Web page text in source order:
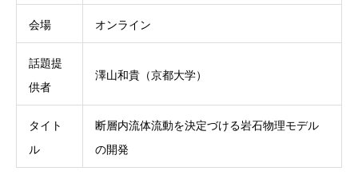
会場 オンライン
話題提
供者
澤山和貴（京都大学）
タイト
ル
断層内流体流動を決定づける岩石物理モデル
の開発